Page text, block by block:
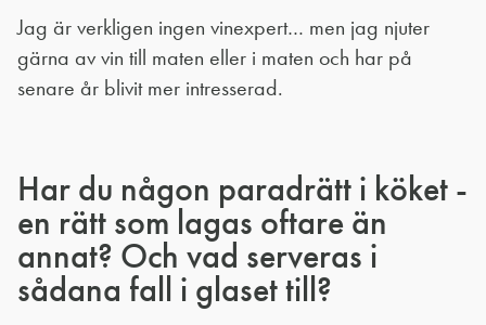
Jag är verkligen ingen vinexpert… men jag njuter
gärna av vin till maten eller i maten och har på
senare år blivit mer intresserad.
Har du någon paradrätt i köket -
en rätt som lagas oftare än
annat? Och vad serveras i
sådana fall i glaset till?